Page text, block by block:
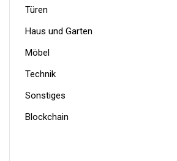
Türen
Haus und Garten
Möbel
Technik
Sonstiges
Blockchain